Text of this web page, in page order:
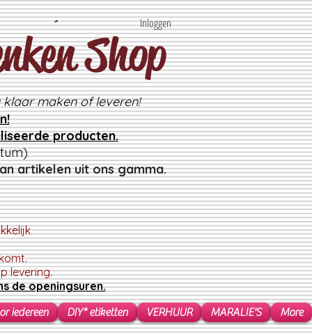
Inloggen
Shop
maken of leveren!
producten.
artikelen uit ons gamma.
levering.
de openingsuren.
iedereen DIY* etiketten VERHUUR MARALIE'S More